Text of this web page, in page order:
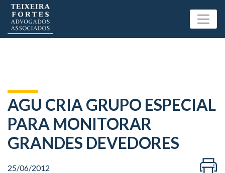
AGU CRIA GRUPO ESPECIAL
PARA MONITORAR
GRANDES DEVEDORES
25/06/2012